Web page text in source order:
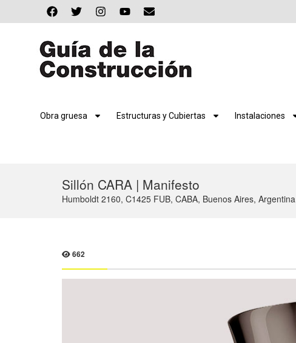
Obra gruesa Estructuras y Cubiertas Instalaciones
Sillón CARA | Manifesto
Humboldt 2160, C1425 FUB, CABA, Buenos Aires, Argentina
662